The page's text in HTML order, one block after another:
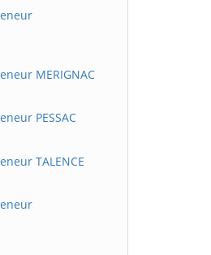
MERIGNAC
PESSAC
TALENCE